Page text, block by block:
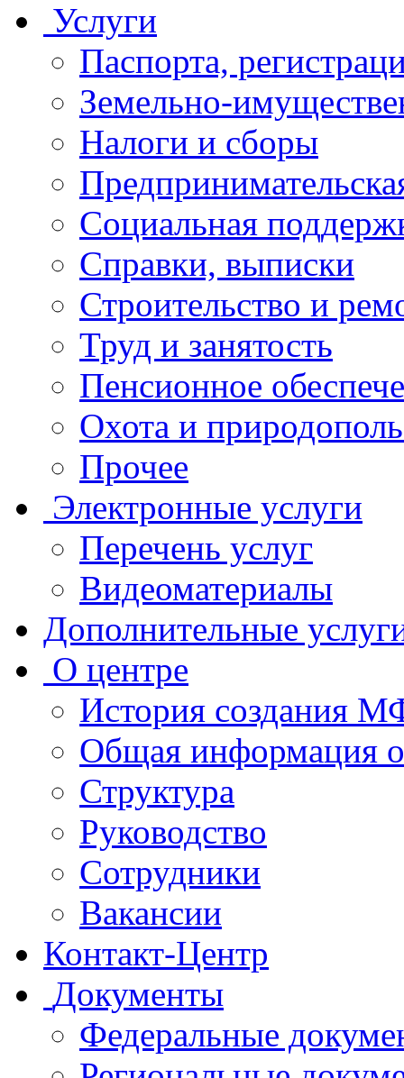
Услуги
Паспорта,
Земельно-
Налоги и сборы
Социальная
Справки, выписки
Строительство и
Труд и занятость
Пенсионное
Охота и
Прочее
Электронные услуги
Перечень услуг
Видеоматериалы
Дополнительные
О центре
История создания
Общая
Структура
Руководство
Сотрудники
Вакансии
Контакт-Центр
Документы
Федеральные